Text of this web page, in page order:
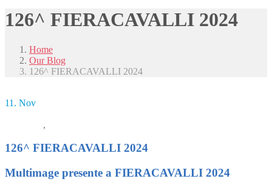
126^ FIERACAVALLI 2024
Home
Our Blog
126^ FIERACAVALLI 2024
11. Nov
,
126^ FIERACAVALLI 2024
Multimage presente a FIERACAVALLI 2024